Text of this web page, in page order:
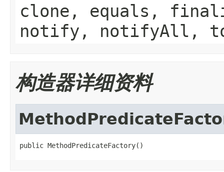
clone, equals,
notify, notifyAll,
构造器详细资料
public MethodPredicateFactory()